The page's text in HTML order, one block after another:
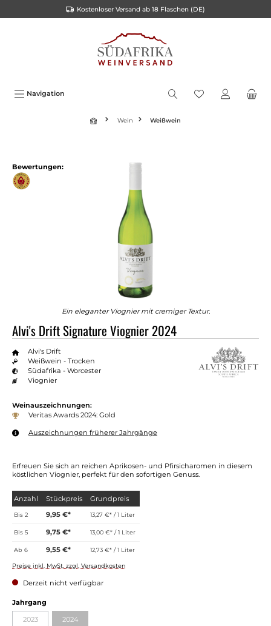
Kostenloser Versand ab 18 Flaschen (DE)
Navigation
Wein Weißwein
Bewertungen:
Ein eleganter Viognier mit cremiger Textur.
Alvi's Drift Signature Viognier 2024
Alvi's Drift
Weißwein - Trocken
Südafrika - Worcester
Viognier
Weinauszeichnungen:
Veritas Awards 2024: Gold
Auszeichnungen früherer Jahrgänge
Erfreuen Sie sich an reichen Aprikosen- und Pfirsicharomen in diesem
köstlichen Viognier, perfekt für den sofortigen Genuss.
Anzahl Stückpreis Grundpreis
Bis2 9,95 €* 13,27 €* / 1 Liter
Bis5 9,75 €* 13,00 €* / 1 Liter
Ab6 9,55 €* 12,73 €* / 1 Liter
Preise inkl. MwSt. zzgl. Versandkosten
Derzeit nicht verfügbar
Jahrgang
2023 2024